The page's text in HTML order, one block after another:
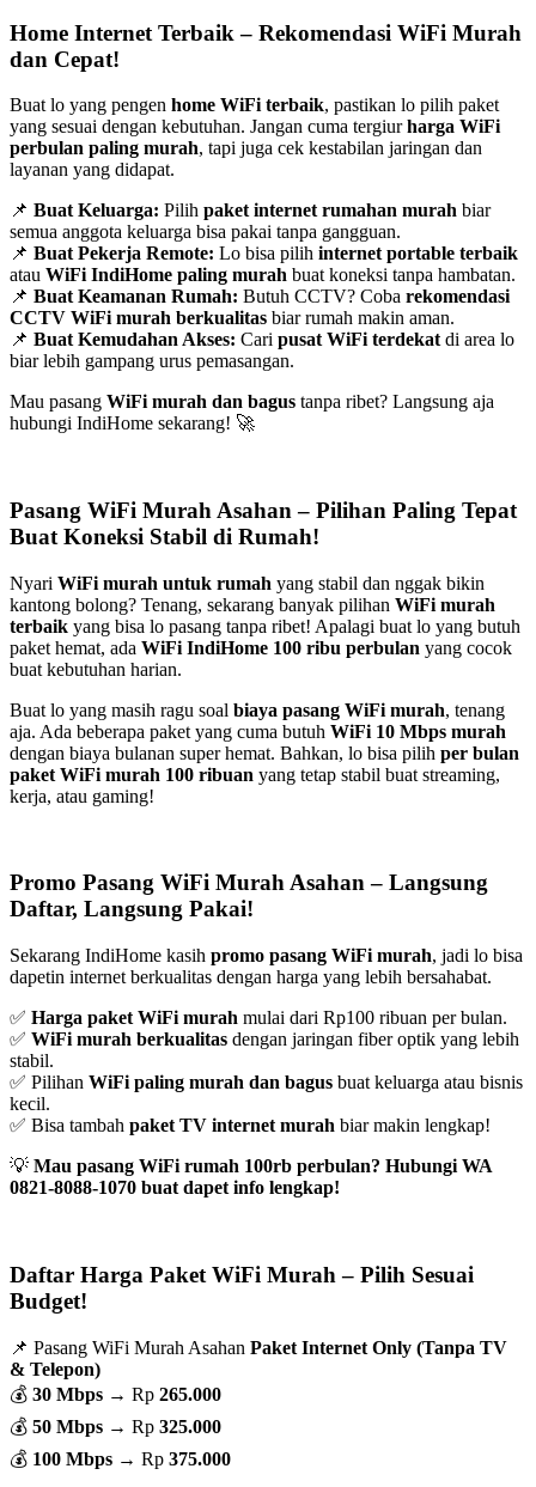
Home Internet Terbaik – Rekomendasi WiFi Murah
dan Cepat!
Buat lo yang pengen home WiFi terbaik, pastikan lo pilih paket
yang sesuai dengan kebutuhan. Jangan cuma tergiurharga WiFi
perbulan paling murah, tapi juga cek kestabilan jaringan dan
layanan yang didapat.
📌 Buat Keluarga: Pilih paket internet rumahan murah biar
semua anggota keluarga bisa pakai tanpa gangguan.
📌 Buat Pekerja Remote: Lo bisa pilih internet portable terbaik
atau WiFi IndiHome paling murah buat koneksi tanpa hambatan.
📌 Buat Keamanan Rumah: Butuh CCTV? Coba rekomendasi
CCTV WiFi murah berkualitas biar rumah makin aman.
📌 Buat Kemudahan Akses: Cari pusat WiFi terdekat di area lo
biar lebih gampang urus pemasangan.
Mau pasang WiFi murah dan bagus tanpa ribet? Langsung aja
hubungi IndiHome sekarang! 🚀
Pasang WiFi Murah Asahan – Pilihan Paling Tepat
Buat Koneksi Stabil di Rumah!
Nyari WiFi murah untuk rumah yang stabil dan nggak bikin
kantong bolong? Tenang, sekarang banyak pilihan WiFi murah
terbaik yang bisa lo pasang tanpa ribet! Apalagi buat lo yang butuh
paket hemat, ada WiFi IndiHome 100 ribu perbulan yang cocok
buat kebutuhan harian.
Buat lo yang masih ragu soal biaya pasang WiFi murah, tenang
aja. Ada beberapa paket yang cuma butuh WiFi 10 Mbps murah
dengan biaya bulanan super hemat. Bahkan, lo bisa pilih per bulan
paket WiFi murah 100 ribuan yang tetap stabil buat streaming,
kerja, atau gaming!
Promo Pasang WiFi Murah Asahan – Langsung
Daftar, Langsung Pakai!
Sekarang IndiHome kasih promo pasang WiFi murah, jadi lo bisa
dapetin internet berkualitas dengan harga yang lebih bersahabat.
✅ Harga paket WiFi murah mulai dari Rp100 ribuan per bulan.
✅ WiFi murah berkualitas dengan jaringan fiber optik yang lebih
stabil.
✅ Pilihan WiFi paling murah dan bagus buat keluarga atau bisnis
kecil.
✅ Bisa tambah paket TV internet murah biar makin lengkap!
💡 Mau pasang WiFi rumah 100rb perbulan? Hubungi WA
0821-8088-1070 buat dapet info lengkap!
Daftar Harga Paket WiFi Murah – Pilih Sesuai
Budget!
📌 Pasang WiFi Murah Asahan Paket Internet Only (Tanpa TV
& Telepon)
💰 30 Mbps → Rp 265.000
💰 50 Mbps → Rp 325.000
💰 100 Mbps → Rp 375.000